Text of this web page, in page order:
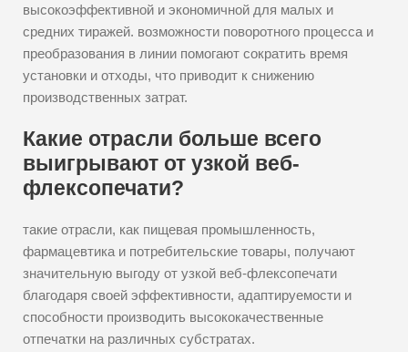
высокоэффективной и экономичной для малых и
средних тиражей. возможности поворотного процесса и
преобразования в линии помогают сократить время
установки и отходы, что приводит к снижению
производственных затрат.
Какие отрасли больше всего
выигрывают от узкой веб-
флексопечати?
такие отрасли, как пищевая промышленность,
фармацевтика и потребительские товары, получают
значительную выгоду от узкой веб-флексопечати
благодаря своей эффективности, адаптируемости и
способности производить высококачественные
отпечатки на различных субстратах.